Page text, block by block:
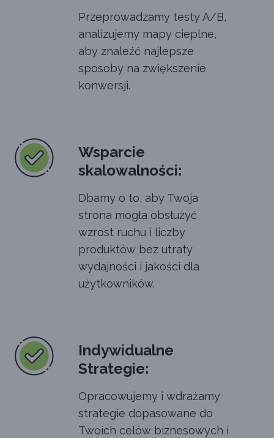
Przeprowadzamy testy A/B,
analizujemy mapy cieplne,
aby znaleźć najlepsze
sposoby na zwiększenie
konwersji.
Wsparcie
skalowalności:
Dbamy o to, aby Twoja
strona mogła obsłużyć
wzrost ruchu i liczby
produktów bez utraty
wydajności i jakości dla
użytkowników.
Indywidualne
Strategie:
Opracowujemy i wdrażamy
strategie dopasowane do
Twoich celów biznesowych i